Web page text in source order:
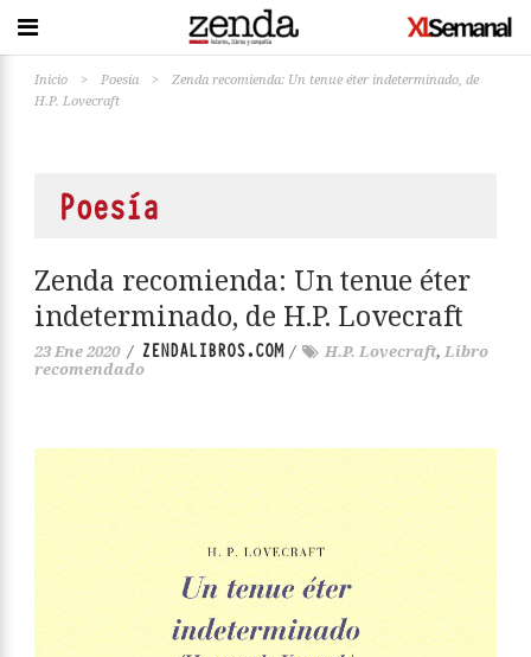
Inicio > Poesía >
Zenda recomienda: Un tenue éter indeterminado, de
H.P. Lovecraft
Poesía
Zenda recomienda: Un tenue éter
indeterminado, de H.P. Lovecraft
23 Ene 2020 / ZENDALIBROS.COM/ H.P. Lovecraft, Libro
recomendado